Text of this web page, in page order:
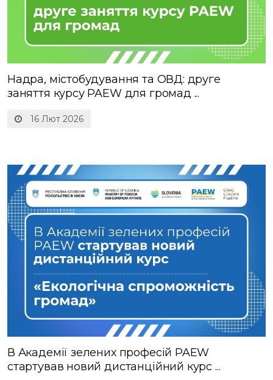
16 Лют 2026
Надра, містобудування та ОВД: друге
заняття курсу PAEW для громад ...
В Академії зелених професій PAEW
стартував новий дистанційний курс ...